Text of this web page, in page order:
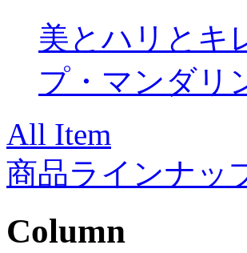
美とハリとキ
プ・マンダリ
All Item
商品ラインナッ
Column